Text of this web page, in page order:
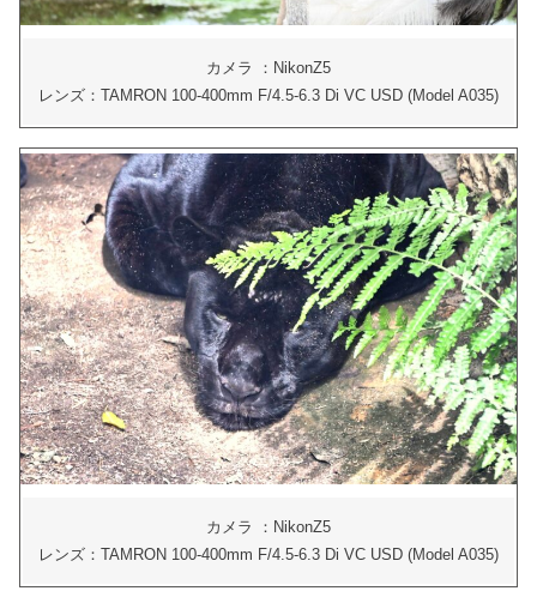
カメラ ：NikonZ5
レンズ：TAMRON 100-400mm F/4.5-6.3 Di VC USD (Model A035)
カメラ ：NikonZ5
レンズ：TAMRON 100-400mm F/4.5-6.3 Di VC USD (Model A035)